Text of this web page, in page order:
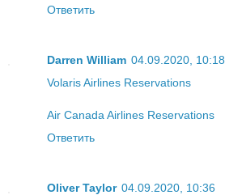
Ответить
Darren William 04.09.2020, 10:18
Volaris Airlines Reservations
Air Canada Airlines Reservations
Ответить
Oliver Taylor 04.09.2020, 10:36